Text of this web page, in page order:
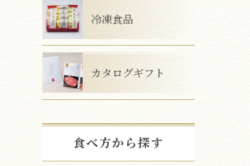
冷凍食品
カタログギフト
食べ方から探す